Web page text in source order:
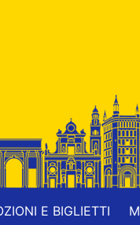
E BIGLIETTI